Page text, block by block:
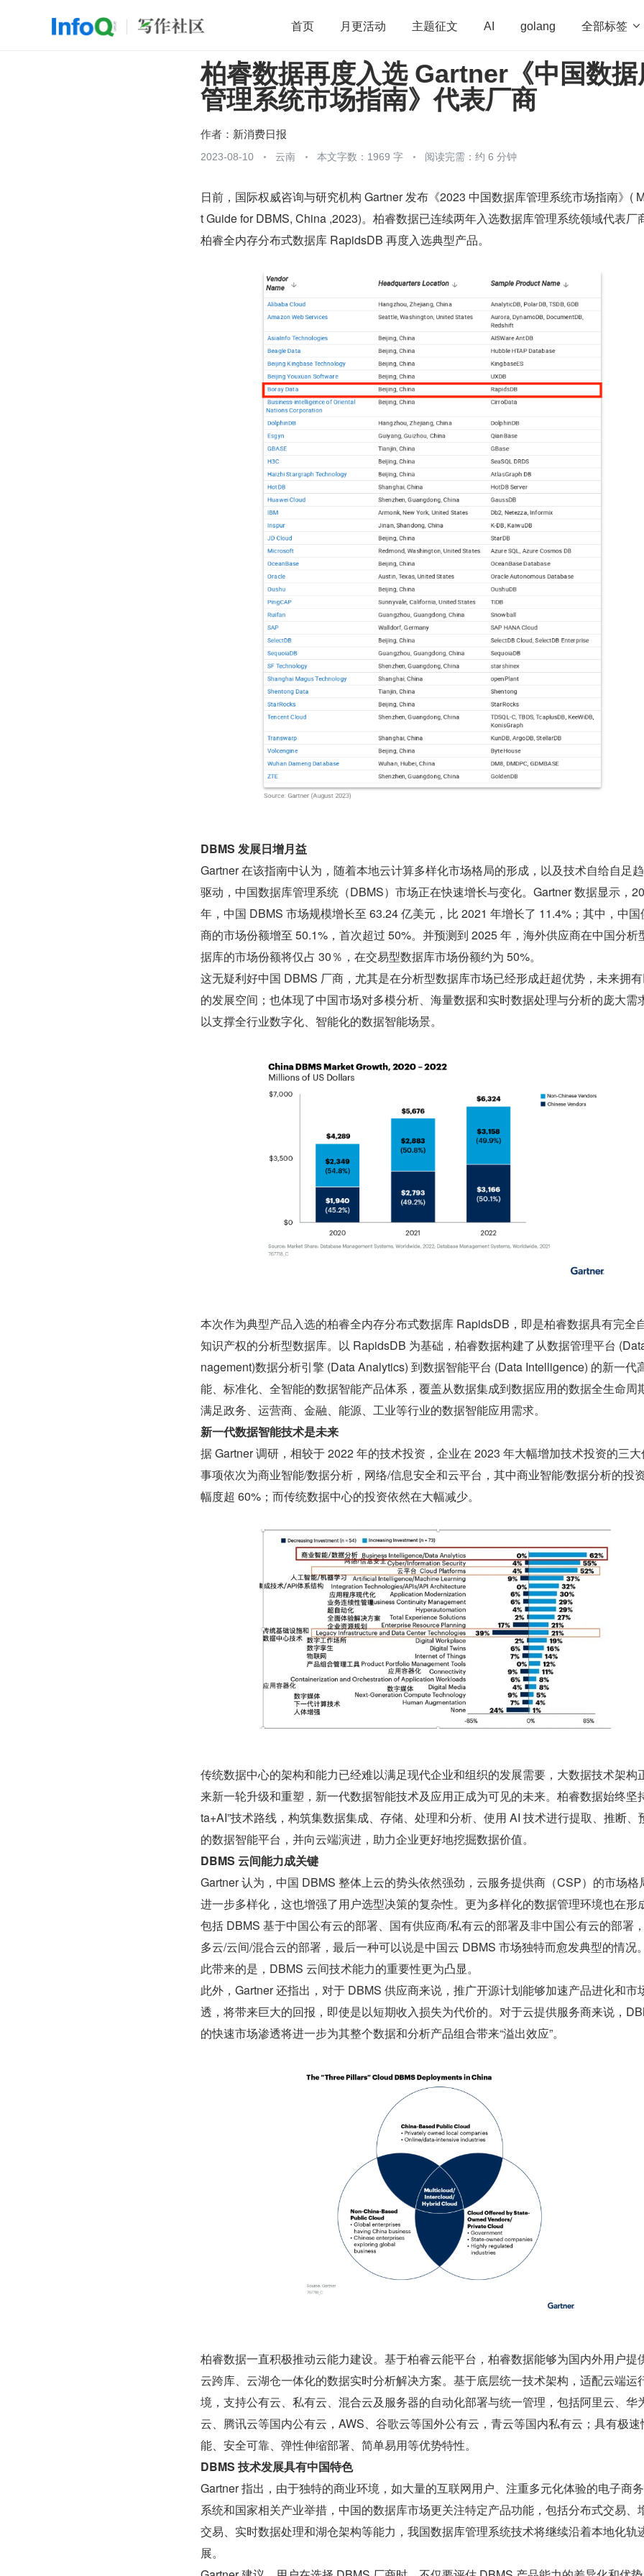
首页 月更活动 主题征文 AI golang 全部标签 
开源 架构 OpenHarmony 算法 学习方法 Web3.0 高
团队管理 程序员 运维 深度思考 低代码
柏睿数据再度入选 Gartner《中国数据
管理系统市场指南》代表厂商
作者： 新消费日报
2023-08-10 云南 本文字数：1969 字 阅读完需：约 6 分钟
日前，国际权威咨询与研究机构 Gartner 发布《2023 中国数据库管理系统市场指南》(
t Guide for DBMS, China ,2023)。柏睿数据已连续两年入选数据库管理系统领域代表厂
柏睿全内存分布式数据库 RapidsDB 再度入选典型产品。
DBMS 发展日增月益
Gartner 在该指南中认为，随着本地云计算多样化市场格局的形成，以及技术自给自足
驱动，中国数据库管理系统（DBMS）市场正在快速增长与变化。Gartner 数据显示，
年，中国 DBMS 市场规模增长至 63.24 亿美元，比 2021 年增长了 11.4%；其中，中国
商的市场份额增至 50.1%，首次超过 50%。并预测到 2025 年，海外供应商在中国分析
据库的市场份额将仅占 30％，在交易型数据库市场份额约为 50%。
这无疑利好中国 DBMS 厂商，尤其是在分析型数据库市场已经形成赶超优势，未来拥
的发展空间；也体现了中国市场对多模分析、海量数据和实时数据处理与分析的庞大需
以支撑全行业数字化、智能化的数据智能场景。
本次作为典型产品入选的柏睿全内存分布式数据库 RapidsDB，即是柏睿数据具有完全
知识产权的分析型数据库。以 RapidsDB 为基础，柏睿数据构建了从数据管理平台
nagement)数据分析引擎 (Data Analytics) 到数据智能平台 (Data Intelligence) 的新一代
能、标准化、全智能的数据智能产品体系，覆盖从数据集成到数据应用的数据全生命周
满足政务、运营商、金融、能源、工业等行业的数据智能应用需求。
新一代数据智能技术是未来
据 Gartner 调研，相较于 2022 年的技术投资，企业在 2023 年大幅增加技术投资的三
事项依次为商业智能/数据分析，网络/信息安全和云平台，其中商业智能/数据分析的投
幅度超 60%；而传统数据中心的投资依然在大幅减少。
传统数据中心的架构和能力已经难以满足现代企业和组织的发展需要，大数据技术架构
来新一轮升级和重塑，新一代数据智能技术及应用正成为可见的未来。柏睿数据始终坚
ta+AI”技术路线，构筑集数据集成、存储、处理和分析、使用 AI 技术进行提取、推断、
的数据智能平台，并向云端演进，助力企业更好地挖掘数据价值。
DBMS 云间能力成关键
Gartner 认为，中国 DBMS 整体上云的势头依然强劲，云服务提供商（CSP）的市场格
进一步多样化，这也增强了用户选型决策的复杂性。更为多样化的数据管理环境也在形
包括 DBMS 基于中国公有云的部署、国有供应商/私有云的部署及非中国公有云的部署
多云/云间/混合云的部署，最后一种可以说是中国云 DBMS 市场独特而愈发典型的情况
此带来的是，DBMS 云间技术能力的重要性更为凸显。
此外，Gartner 还指出，对于 DBMS 供应商来说，推广开源计划能够加速产品进化和市
透，将带来巨大的回报，即使是以短期收入损失为代价的。对于云提供服务商来说，
的快速市场渗透将进一步为其整个数据和分析产品组合带来“溢出效应”。
柏睿数据一直积极推动云能力建设。基于柏睿云能平台，柏睿数据能够为国内外用户提
云跨库、云湖仓一体化的数据实时分析解决方案。基于底层统一技术架构，适配云端运
境，支持公有云、私有云、混合云及服务器的自动化部署与统一管理，包括阿里云、华
云、腾讯云等国内公有云，AWS、谷歌云等国外公有云，青云等国内私有云；具有极速
能、安全可靠、弹性伸缩部署、简单易用等优势特性。
DBMS 技术发展具有中国特色
Gartner 指出，由于独特的商业环境，如大量的互联网用户、注重多元化体验的电子商
系统和国家相关产业举措，中国的数据库市场更关注特定产品功能，包括分布式交易、
交易、实时数据处理和湖仓架构等能力，我国数据库管理系统技术将继续沿着本地化轨
展。